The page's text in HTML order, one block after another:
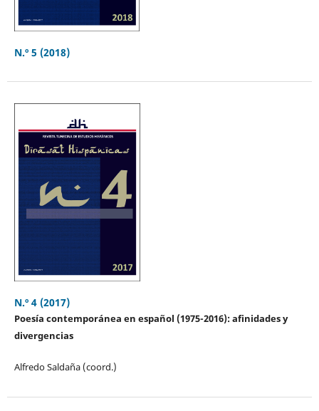
N.º 5 (2018)
N.º 4 (2017)
Poesía contemporánea en español (1975-2016): afinidades y
divergencias
Alfredo Saldaña (coord.)